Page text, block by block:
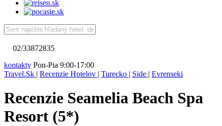
02/33872835
kontakty Pon-Pia 9:00-17:00
Travel.Sk | Recenzie Hotelov | Turecko | Side | Evrenseki
Recenzie Seamelia Beach Spa
Resort (5*)